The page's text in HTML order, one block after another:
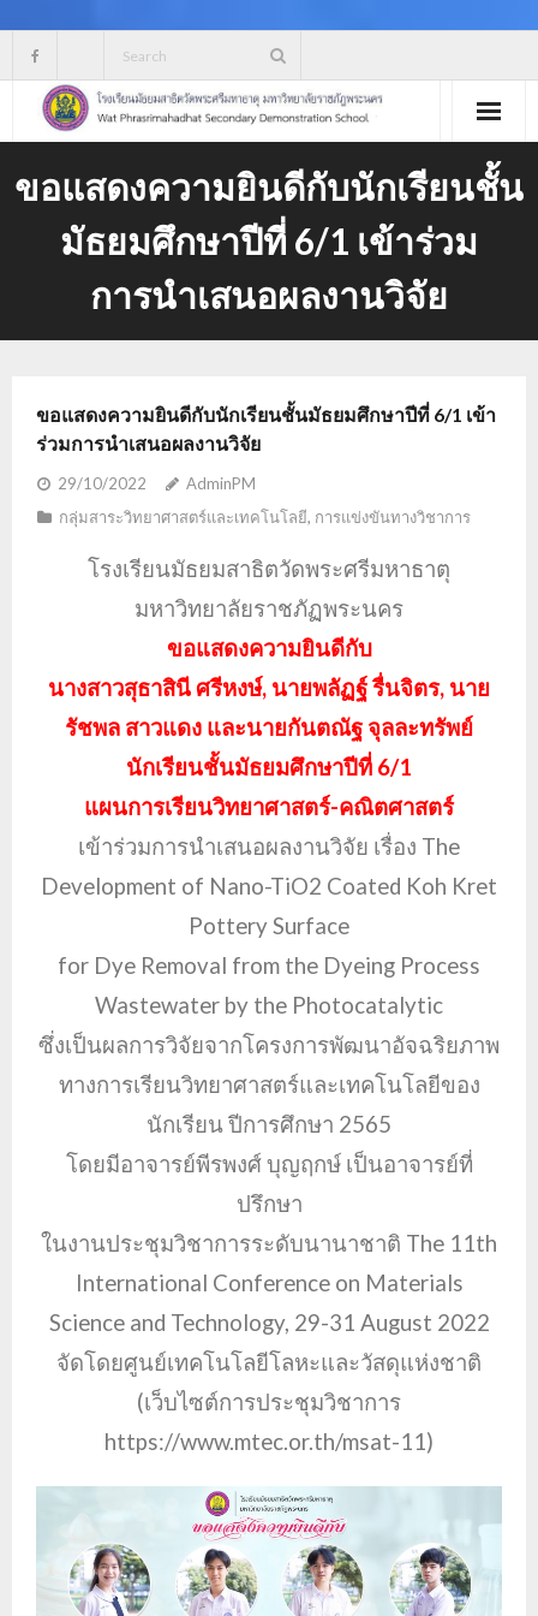
content
ขอแสดงความยินดีกับนักเรียนชั้น
มัธยมศึกษาปีที่ 6/1 เข้าร่วม
การนำเสนอผลงานวิจัย
ขอแสดงความยินดีกับนักเรียนชั้นมัธยมศึกษาปีที่ 6/1 เข้า
ร่วมการนำเสนอผลงานวิจัย
29/10/2022
AdminPM
กลุ่มสาระวิทยาศาสตร์และเทคโนโลยี, การแข่งขันทางวิชาการ
โรงเรียนมัธยมสาธิตวัดพระศรีมหาธาตุ
มหาวิทยาลัยราชภัฏพระนคร
ขอแสดงความยินดีกับ
นางสาวสุธาสินี ศรีหงษ์, นายพลัฏฐ์ รื่นจิตร, นาย
รัชพล สาวแดง และนายกันตณัฐ จุลละทรัพย์
นักเรียนชั้นมัธยมศึกษาปีที่ 6/1
แผนการเรียนวิทยาศาสตร์-คณิตศาสตร์
เข้าร่วมการนำเสนอผลงานวิจัย เรื่อง The
Development of Nano-TiO2 Coated Koh Kret
Pottery Surface
for Dye Removal from the Dyeing Process
Wastewater by the Photocatalytic
ซึ่งเป็นผลการวิจัยจากโครงการพัฒนาอัจฉริยภาพ
ทางการเรียนวิทยาศาสตร์และเทคโนโลยีของ
นักเรียน ปีการศึกษา 2565
โดยมีอาจารย์พีรพงศ์ บุญฤกษ์ เป็นอาจารย์ที่
ปรึกษา
ในงานประชุมวิชาการระดับนานาชาติ The 11th
International Conference on Materials
Science and Technology, 29-31 August 2022
จัดโดยศูนย์เทคโนโลยีโลหะและวัสดุแห่งชาติ
(เว็บไซต์การประชุมวิชาการ
https://www.mtec.or.th/msat-11)